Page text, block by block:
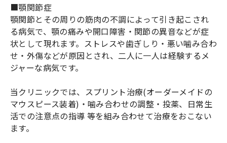
■顎関節症
顎関節とその周りの筋肉の不調によって引き起こされ
る病気で、顎の痛みや開口障害・関節の異音などが症
状として現れます。ストレスや歯ぎしり・悪い噛み合わ
せ・外傷などが原因とされ、二人に一人は経験するメ
ジャーな病気です。
当クリニックでは、スプリント治療(オーダーメイドの
マウスピース装着)・噛み合わせの調整・投薬、日常生
活での注意点の指導 等を組み合わせて治療をおこない
ます。